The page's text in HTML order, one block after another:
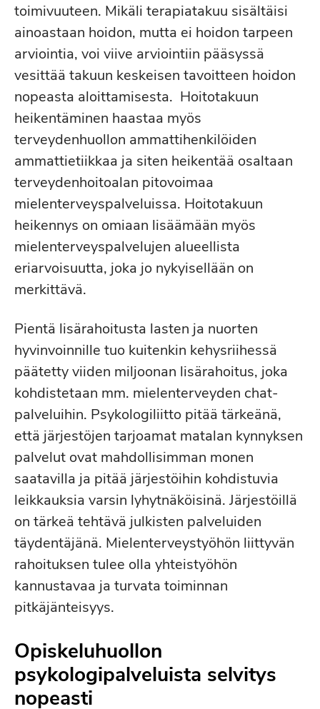
toimivuuteen. Mikäli terapiatakuu sisältäisi
ainoastaan hoidon, mutta ei hoidon tarpeen
arviointia, voi viive arviointiin pääsyssä
vesittää takuun keskeisen tavoitteen hoidon
nopeasta aloittamisesta. Hoitotakuun
heikentäminen haastaa myös
terveydenhuollon ammattihenkilöiden
ammattietiikkaa ja siten heikentää osaltaan
terveydenhoitoalan pitovoimaa
mielenterveyspalveluissa. Hoitotakuun
heikennys on omiaan lisäämään myös
mielenterveyspalvelujen alueellista
eriarvoisuutta, joka jo nykyisellään on
merkittävä.
Pientä lisärahoitusta lasten ja nuorten
hyvinvoinnille tuo kuitenkin kehysriihessä
päätetty viiden miljoonan lisärahoitus, joka
kohdistetaan mm. mielenterveyden chat-
palveluihin. Psykologiliitto pitää tärkeänä,
että järjestöjen tarjoamat matalan kynnyksen
palvelut ovat mahdollisimman monen
saatavilla ja pitää järjestöihin kohdistuvia
leikkauksia varsin lyhytnäköisinä. Järjestöillä
on tärkeä tehtävä julkisten palveluiden
täydentäjänä. Mielenterveystyöhön liittyvän
rahoituksen tulee olla yhteistyöhön
kannustavaa ja turvata toiminnan
pitkäjänteisyys.
Opiskeluhuollon
psykologipalveluista selvitys
nopeasti